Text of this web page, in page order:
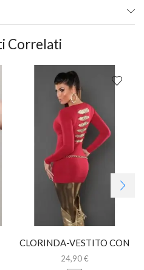
Correlati
CLORINDA-VESTITO CON
INSERTI ORO
24,90€